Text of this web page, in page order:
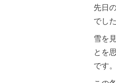
先日
でし
雪を
とを
です。